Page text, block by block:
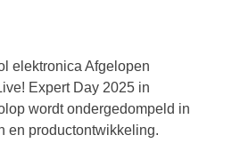
elektronica Afgelopen
Expert Day 2025 in
wordt ondergedompeld in
en productontwikkeling.